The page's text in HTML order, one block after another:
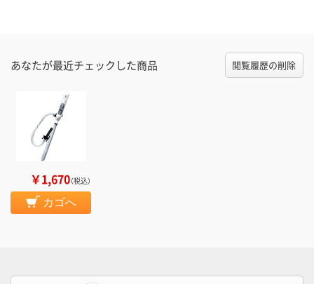
あなたが最近チェックした商品 閲覧履歴の削除
￥1,670（税込）
カゴへ